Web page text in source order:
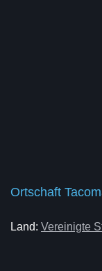
Ortschaft
Land: Vereinigte